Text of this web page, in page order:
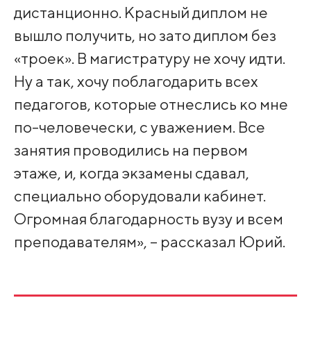
дистанционно. Красный диплом не
вышло получить, но зато диплом без
«троек». В магистратуру не хочу идти.
Ну а так, хочу поблагодарить всех
педагогов, которые отнеслись ко мне
по-человечески, с уважением. Все
занятия проводились на первом
этаже, и, когда экзамены сдавал,
специально оборудовали кабинет.
Огромная благодарность вузу и всем
преподавателям», – рассказал Юрий.